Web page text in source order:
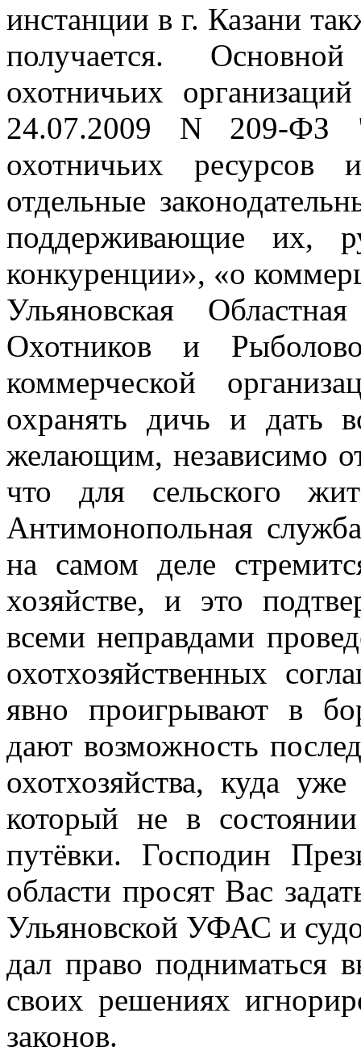
инстанции в г. Казани
получается.
охотничьих
24.07.2009 N 209-ФЗ
охотничьих
отдельные
поддерживающие их,
конкуренции», «о
Ульяновская
Охотников и
коммерческой
охранять дичь и дать
желающим, независимо
что для сельского
Антимонопольная
на самом деле
хозяйстве, и это
всеми неправдами
охотхозяйственных
явно проигрывают в
дают возможность
охотхозяйства, куда
который не в
путёвки. Господин
области просят Вас
Ульяновской УФАС и
дал право
своих решениях
законов.